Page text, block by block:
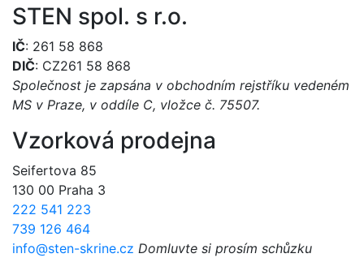
STEN spol. s r.o.
IČ: 261 58 868
DIČ: CZ261 58 868
Společnost je zapsána v obchodním rejstříku vedeném
MS v Praze, v oddíle C, vložce č. 75507.
Vzorková prodejna
Seifertova 85
130 00 Praha 3
222 541 223
739 126 464
info@sten-skrine.cz Domluvte si prosím schůzku